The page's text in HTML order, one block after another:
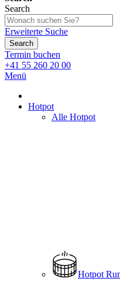
Search
Erweiterte Suche
Search
Termin buchen
+41 55 260 20 00
Menü
Hotpot
Alle Hotpot
Hotpot